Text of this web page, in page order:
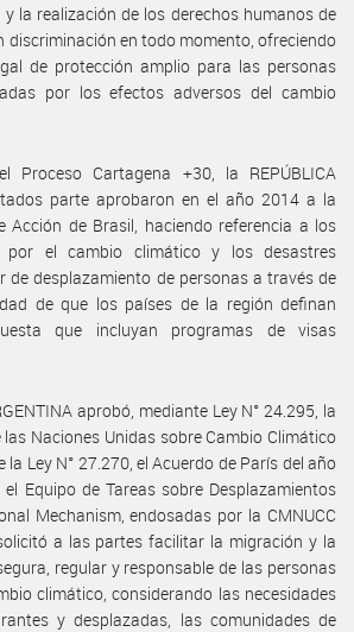
la realización de los derechos humanos de
discriminación en todo momento, ofreciendo
de protección amplio para las personas
por los efectos adversos del cambio
Proceso Cartagena +30, la REPÚBLICA
parte aprobaron en el año 2014 a la
Acción de Brasil, haciendo referencia a los
por el cambio climático y los desastres
de desplazamiento de personas a través de
de que los países de la región definan
que incluyan programas de visas
aprobó, mediante Ley N° 24.295, la
Naciones Unidas sobre Cambio Climático
la Ley N° 27.270, el Acuerdo de París del año
Equipo de Tareas sobre Desplazamientos
Mechanism, endosadas por la CMNUCC
a las partes facilitar la migración y la
regular y responsable de las personas
climático, considerando las necesidades
y desplazadas, las comunidades de